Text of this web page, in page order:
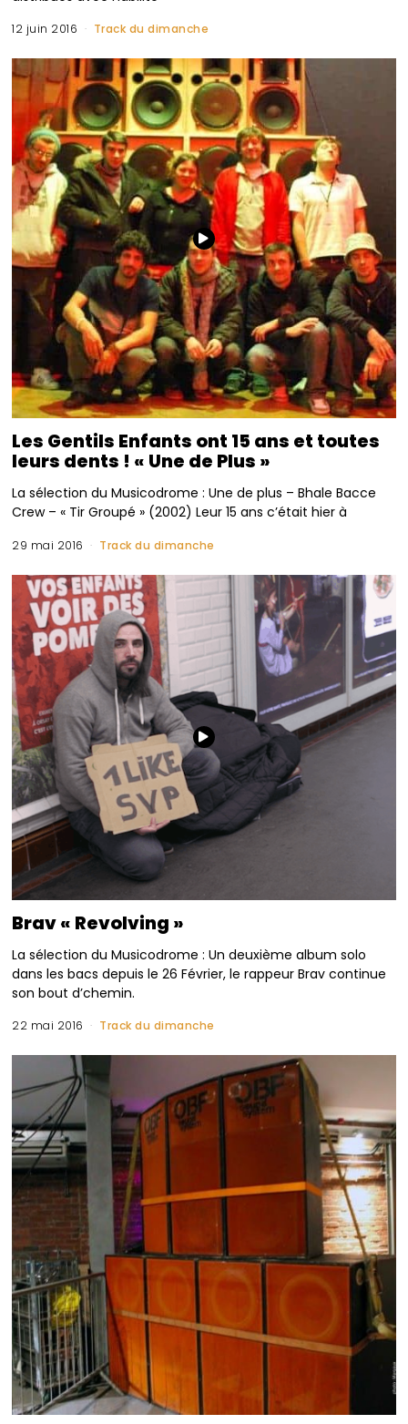
12 juin 2016 Track du dimanche
Les Gentils Enfants ont 15 ans et toutes
leurs dents ! « Une de Plus »
La sélection du Musicodrome : Une de plus – Bhale Bacce
Crew – « Tir Groupé » (2002) Leur 15 ans c’était hier à
29 mai 2016 Track du dimanche
Brav « Revolving »
La sélection du Musicodrome : Un deuxième album solo
dans les bacs depuis le 26 Février, le rappeur Brav continue
son bout d’chemin.
22 mai 2016 Track du dimanche